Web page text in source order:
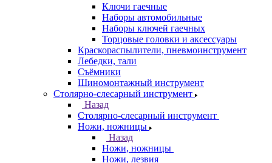
Ключи гаечные
Наборы автомобильные
Наборы ключей гаечных
Торцовые головки и аксессуары
Краскораспылители, пневмоинструмент
Лебедки, тали
Съёмники
Шиномонтажный инструмент
Столярно-слесарный инструмент
Назад
Столярно-слесарный инструмент
Ножи, ножницы
Назад
Ножи, ножницы
Ножи, лезвия